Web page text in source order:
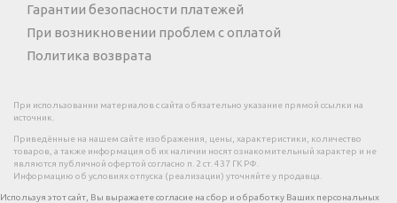
Гарантии безопасности платежей
При возникновении проблем с оплатой
Политика возврата
При использовании материалов с сайта обязательно указание прямой ссылки на
источник.
Приведённые на нашем сайте изображения, цены, характеристики, количество
товаров, а также информация об их наличии носят ознакомительный характер и не
являются публичной офертой согласно п. 2 ст. 437 ГК РФ.
Информацию об условиях отпуска (реализации) уточняйте у продавца.
Используя этот сайт, Вы выражаете согласие на сбор и обработку Ваших персональных